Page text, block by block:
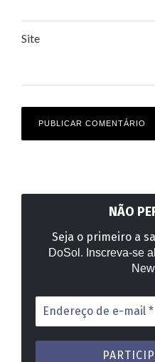
Site
NÃO
Seja o primeiro a
DoSol. Inscreva-se
Endereço
de
e-
mail